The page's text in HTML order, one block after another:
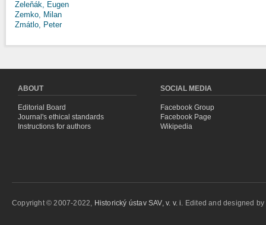
Zeleňák, Eugen
Zemko, Milan
Zmátlo, Peter
ABOUT
Editorial Board
Journal's ethical standards
Instructions for authors
SOCIAL MEDIA
Facebook Group
Facebook Page
Wikipedia
Copyright © 2007-2022, Historický ústav SAV, v. v. i. Edited and designed by